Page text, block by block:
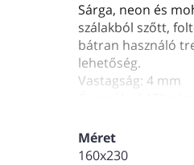
Sárga, neon és
szálakból szőtt,
bátran használó
lehetőség.
Vastagság: 4 mm
Méret
160x230